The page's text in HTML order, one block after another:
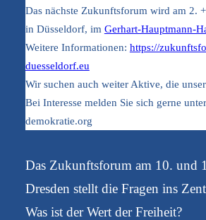
Das nächste Zukunftsforum wird am 2.
in Düsseldorf, im Gerhart-Hauptmann-
Weitere Informationen: https://
duesseldorf.eu
Wir suchen auch weiter Aktive, die
Bei Interesse melden Sie sich gerne
demokratie.org
Das Zukunftsforum am 10. und
Dresden stellt die Fragen ins
Was ist der Wert der Freiheit?